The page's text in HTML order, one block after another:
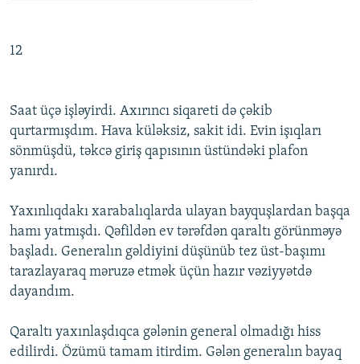
12
Saat üçə işləyirdi. Axırıncı siqareti də çəkib
qurtarmışdım. Hava küləksiz, sakit idi. Evin işıqları
sönmüşdü, təkcə giriş qapısının üstündəki plafon
yanırdı.
Yaxınlıqdakı xarabalıqlarda ulayan bayquşlardan başqa
hamı yatmışdı. Qəfildən ev tərəfdən qaraltı görünməyə
başladı. Generalın gəldiyini düşünüb tez üst-başımı
tarazlayaraq məruzə etmək üçün hazır vəziyyətdə
dayandım.
Qaraltı yaxınlaşdıqca gələnin general olmadığı hiss
edilirdi. Özümü tamam itirdim. Gələn generalın bayaq